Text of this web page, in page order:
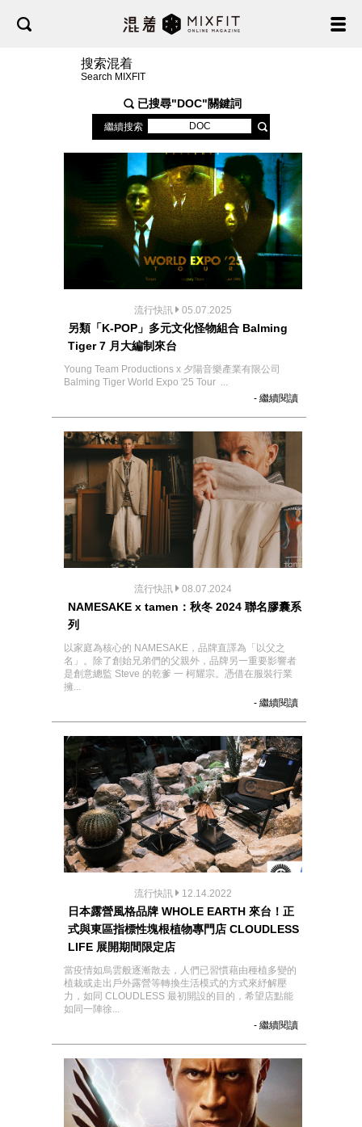
搜索混着
Search MIXFIT
已搜尋"DOC"關鍵詞
繼續搜索
流行快訊 05.07.2025
另類「K-POP」多元文化怪物組合 Balming
Tiger 7 月大編制來台
Young Team Productions x 夕陽音樂產業有限公司
Balming Tiger World Expo '25 Tour ...
- 繼續閱讀
流行快訊 08.07.2024
NAMESAKE x tamen：秋冬 2024 聯名膠囊系
列
以家庭為核心的 NAMESAKE，品牌直譯為「以父之
名」。除了創始兄弟們的父親外，品牌另一重要影響者
是創意總監 Steve 的乾爹 一 柯耀宗。憑借在服裝行業
擁...
- 繼續閱讀
流行快訊 12.14.2022
日本露營風格品牌 WHOLE EARTH 來台！正
式與東區指標性塊根植物專門店 CLOUDLESS
LIFE 展開期間限定店
當疫情如烏雲般逐漸散去，人們已習慣藉由種植多變的
植栽或走出戶外露營等轉換生活模式的方式來紓解壓
力，如同 CLOUDLESS 最初開設的目的，希望店點能
如同一陣徐...
- 繼續閱讀